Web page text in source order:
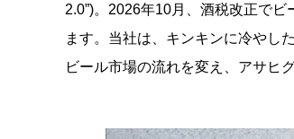
2.0”)。2026年10月、酒税改正で
ます。当社は、キンキンに冷やし
ビール市場の流れを変え、アサヒ